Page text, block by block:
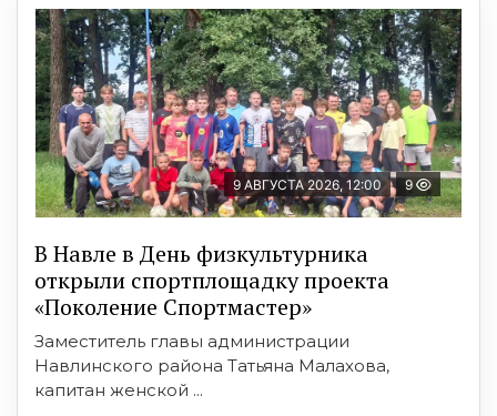
9 АВГУСТА 2026, 12:00 9
В Навле в День физкультурника
открыли спортплощадку проекта
«Поколение Спортмастер»
Заместитель главы администрации
Навлинского района Татьяна Малахова,
капитан женской ...